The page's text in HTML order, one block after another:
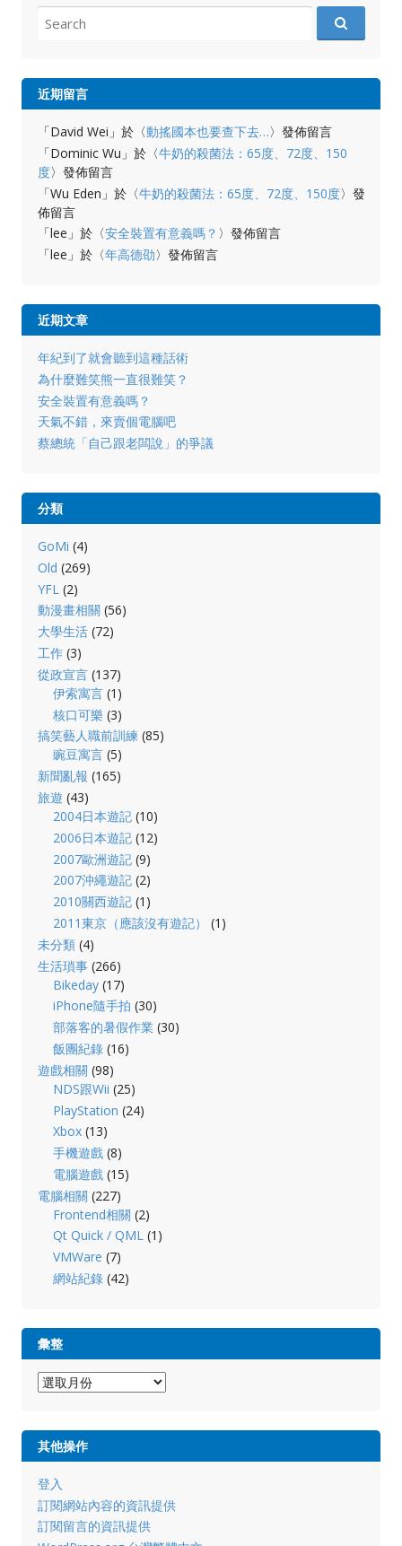
for:
近期留言
「David Wei 」於〈動搖國本也要查下去…〉發佈留言
「Dominic Wu 」於〈牛奶的殺菌法：65度、72度、150
度〉發佈留言
「Wu Eden 」於〈牛奶的殺菌法：65度、72度、150度〉發
佈留言
「lee 」於〈安全裝置有意義嗎？ 〉發佈留言
「lee 」於〈年高德劭〉發佈留言
近期文章
年紀到了就會聽到這種話術
為什麼難笑熊一直很難笑？
安全裝置有意義嗎？
天氣不錯，來賣個電腦吧
蔡總統「自己跟老闆說」的爭議
分類
GoMi (4)
Old (269)
YFL (2)
動漫畫相關 (56)
大學生活(72)
工作(3)
從政宣言(137)
伊索寓言 (1)
核口可樂 (3)
搞笑藝人職前訓練 (85)
豌豆寓言 (5)
新聞亂報 (165)
旅遊 (43)
2004日本遊記 (10)
2006日本遊記 (12)
2007歐洲遊記 (9)
2007沖繩遊記 (2)
2010關西遊記 (1)
2011東京（應該沒有遊記）
(1)
未分類(4)
生活瑣事(266)
Bikeday (17)
iPhone隨手拍 (30)
部落客的暑假作業 (30)
飯團紀錄 (16)
遊戲相關 (98)
NDS跟Wii (25)
PlayStation (24)
Xbox (13)
手機遊戲 (8)
電腦遊戲 (15)
電腦相關 (227)
Frontend相關 (2)
Qt Quick / QML (1)
VMWare (7)
網站紀錄 (42)
彙整
其他操作
登入
訂閱網站內容的資訊提供
訂閱留言的資訊提供